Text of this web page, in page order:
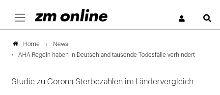
Home
News
AHA-Regeln haben in Deutschland tausende Todesfälle verhindert
Studie zu Corona-Sterbezahlen im Ländervergleich